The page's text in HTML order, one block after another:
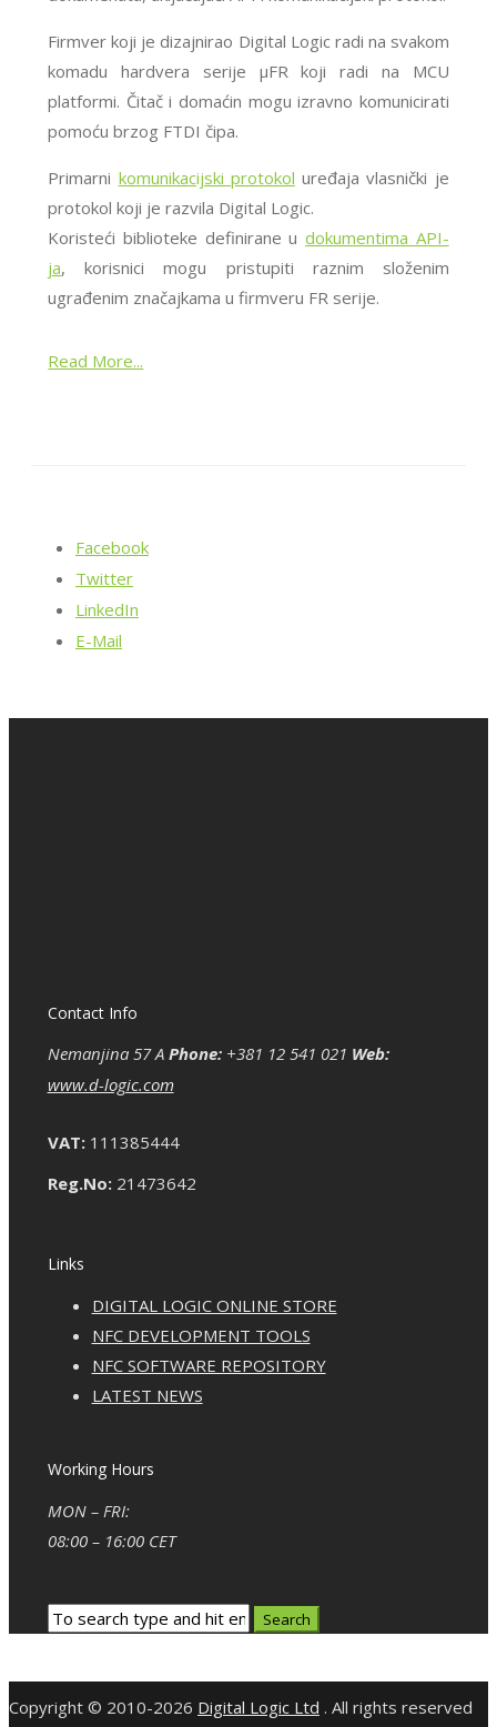
Firmver koji je dizajnirao Digital Logic radi na svakom
komadu hardvera serije μFR koji radi na MCU
platformi. Čitač i domaćin mogu izravno komunicirati
pomoću brzog FTDI čipa.
Primarni komunikacijski protokol uređaja vlasnički je
protokol koji je razvila Digital Logic.
Koristeći biblioteke definirane u dokumentima API-
ja, korisnici mogu pristupiti raznim složenim
ugrađenim značajkama u firmveru FR serije.
Read More...
Facebook
Twitter
LinkedIn
E-Mail
Contact Info
Nemanjina 57 A Phone:+381 12 541 021 Web:
www.d-logic.com
VAT:111385444
Reg.No:21473642
Links
DIGITAL LOGIC ONLINE STORE
NFC DEVELOPMENT TOOLS
NFC SOFTWARE REPOSITORY
LATEST NEWS
Working Hours
MON – FRI:
08:00 – 16:00 CET
Copyright © 2010-2026 Digital Logic Ltd . All rights reserved